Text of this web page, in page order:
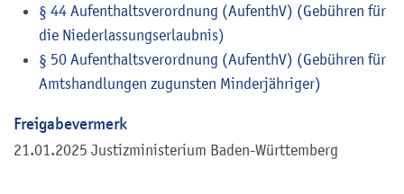
§ 44 Aufenthaltsverordnung (AufenthV) (Gebühren für
die Niederlassungserlaubnis)
§ 50 Aufenthaltsverordnung (AufenthV) (Gebühren für
Amtshandlungen zugunsten Minderjähriger)
Freigabevermerk
21.01.2025 Justizministerium Baden-Württemberg